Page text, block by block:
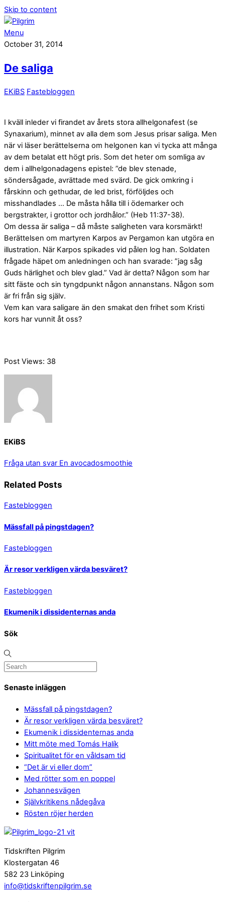
Skip to content
Menu
October 31, 2014
De saliga
EKiBS Fastebloggen
I kväll inleder vi firandet av årets stora allhelgonafest (se
Synaxarium), minnet av alla dem som Jesus prisar saliga. Men
när vi läser berättelserna om helgonen kan vi tycka att många
av dem betalat ett högt pris. Som det heter om somliga av
dem i allhelgonadagens epistel: ”de blev stenade,
söndersågade, avrättade med svärd. De gick omkring i
fårskinn och gethudar, de led brist, förföljdes och
misshandlades … De måsta hålla till i ödemarker och
bergstrakter, i grottor och jordhålor.” (Heb 11:37-38).
Om dessa är saliga – då måste saligheten vara korsmärkt!
Berättelsen om martyren Karpos av Pergamon kan utgöra en
illustration. När Karpos spikades vid pålen log han. Soldaten
frågade häpet om anledningen och han svarade: ”jag såg
Guds härlighet och blev glad.” Vad är detta? Någon som har
sitt fäste och sin tyngdpunkt någon annanstans. Någon som
är fri från sig själv.
Vem kan vara saligare än den smakat den frihet som Kristi
kors har vunnit åt oss?
Post Views: 38
EKiBS
Fråga utan svar En avocadosmoothie
Related Posts
Fastebloggen
Mässfall på pingstdagen?
Fastebloggen
Är resor verkligen värda besväret?
Fastebloggen
Ekumenik i dissidenternas anda
Sök
Senaste inläggen
Mässfall på pingstdagen?
Är resor verkligen värda besväret?
Ekumenik i dissidenternas anda
Mitt möte med Tomás Halík
Spiritualitet för en våldsam tid
“Det är vi eller dom”
Med rötter som en poppel
Johannesvägen
Självkritikens nådegåva
Rösten röjer herden
Tidskriften Pilgrim
Klostergatan 46
582 23 Linköping
info@tidskriftenpilgrim.se